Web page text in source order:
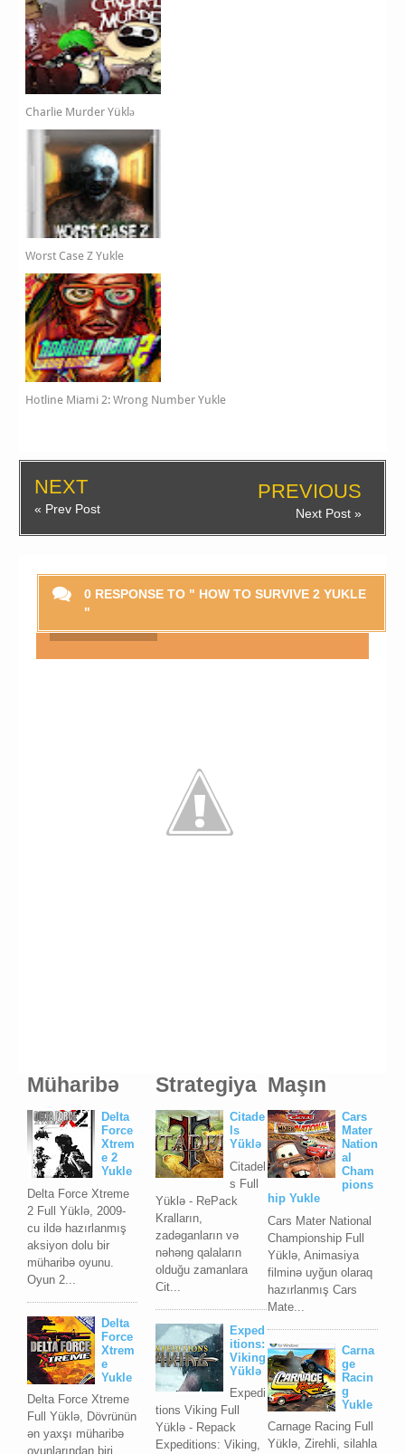
Charlie Murder Yüklə
Worst Case Z Yukle
Hotline Miami 2: Wrong Number Yukle
NEXT
« Prev Post
PREVIOUS
Next Post »
0 RESPONSE TO " HOW TO SURVIVE 2 YUKLE
"
Smaylikləri Göstər
Müharibə
Delta
Force
Xtrem
e 2
Yukle
Delta Force Xtreme
2 Full Yüklə, 2009-
cu ildə hazırlanmış
aksiyon dolu bir
müharibə oyunu.
Oyun 2...
Delta
Force
Xtrem
e
Yukle
Delta Force Xtreme
Full Yüklə, Dövrünün
ən yaxşı müharibə
oyunlarından biri.
Maşın
Cars
Mater
Nation
al
Cham
pions
hip Yukle
Cars Mater National
Championship Full
Yüklə, Animasiya
filminə uyğun olaraq
hazırlanmış Cars
Mate...
Carna
ge
Racin
g
Yukle
Carnage Racing Full
Yüklə, Zirehli, silahla
Strategiya
Citade
ls
Yüklə
Citadel
s Full
Yüklə - RePack
Kralların,
zadəganların və
nəhəng qalaların
olduğu zamanlara
Cit...
Exped
itions:
Viking
Yüklə
Expedi
tions Viking Full
Yüklə - Repack
Expeditions: Viking,